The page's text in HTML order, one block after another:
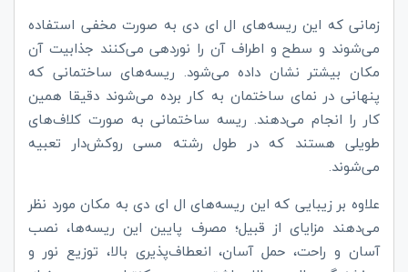
زمانی که این ریسه‌های ال ای دی به صورت مخفی استفاده
می‌شوند و سطح و اطراف آن را نوردهی می‌کنند جذابیت آن
مکان بیشتر نشان داده می‌شود. ریسه‌های ساختمانی که
پنهانی در نمای ساختمان به کار برده می‌شوند دقیقا همین
کار را انجام می‌دهند. ریسه ساختمانی به صورت کلاف‌های
طویلی هستند که در طول رشته مسی روکش‌دار تعبیه
می‌شوند.
علاوه بر زیبایی که این ریسه‌های ال ای دی به مکان مورد نظر
می‌دهند مزایای از قبیل؛ مصرف پایین این ریسه‌ها، نصب
آسان و راحت، حمل آسان، انعطاف‌پذیری بالا، توزیع نور و